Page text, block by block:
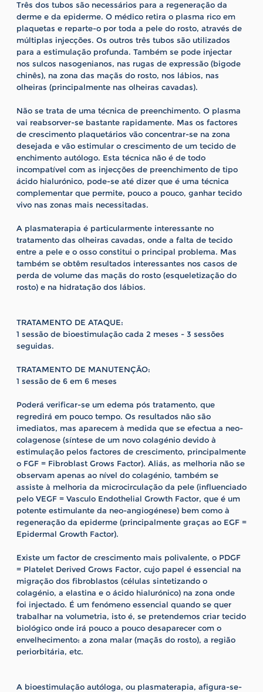
Três dos tubos são necessários para a regeneração da
derme e da epiderme. O médico retira o plasma rico em
plaquetas e reparte-o por toda a pele do rosto, através de
múltiplas injecções. Os outros três tubos são utilizados
para a estimulação profunda. Também se pode injectar
nos sulcos nasogenianos, nas rugas de expressão (bigode
chinês), na zona das maçãs do rosto, nos lábios, nas
olheiras (principalmente nas olheiras cavadas).
Não se trata de uma técnica de preenchimento. O plasma
vai reabsorver-se bastante rapidamente. Mas os factores
de crescimento plaquetários vão concentrar-se na zona
desejada e vão estimular o crescimento de um tecido de
enchimento autólogo. Esta técnica não é de todo
incompatível com as injecções de preenchimento de tipo
ácido hialurónico, pode-se até dizer que é uma técnica
complementar que permite, pouco a pouco, ganhar tecido
vivo nas zonas mais necessitadas.
A plasmaterapia é particularmente interessante no
tratamento das olheiras cavadas, onde a falta de tecido
entre a pele e o osso constitui o principal problema. Mas
também se obtêm resultados interessantes nos casos de
perda de volume das maçãs do rosto (esqueletização do
rosto) e na hidratação dos lábios.
TRATAMENTO DE ATAQUE:
1 sessão de bioestimulação cada 2 meses - 3 sessões
seguidas.
TRATAMENTO DE MANUTENÇÃO:
1 sessão de 6 em 6 meses
Poderá verificar-se um edema pós tratamento, que
regredirá em pouco tempo. Os resultados não são
imediatos, mas aparecem à medida que se efectua a neo-
colagenose (síntese de um novo colagénio devido à
estimulação pelos factores de crescimento, principalmente
o FGF = Fibroblast Grows Factor). Aliás, as melhoria não se
observam apenas ao nível do colagénio, também se
assiste à melhoria da microcirculação da pele (influenciado
pelo VEGF = Vasculo Endothelial Growth Factor, que é um
potente estimulante da neo-angiogénese) bem como à
regeneração da epiderme (principalmente graças ao EGF =
Epidermal Growth Factor).
Existe um factor de crescimento mais polivalente, o PDGF
= Platelet Derived Grows Factor, cujo papel é essencial na
migração dos fibroblastos (células sintetizando o
colagénio, a elastina e o ácido hialurónico) na zona onde
foi injectado. É um fenómeno essencial quando se quer
trabalhar na volumetria, isto é, se pretendemos criar tecido
biológico onde irá pouco a pouco desaparecer com o
envelhecimento: a zona malar (maçãs do rosto), a região
periorbitária, etc.
A bioestimulação autóloga, ou plasmaterapia, afigura-se-